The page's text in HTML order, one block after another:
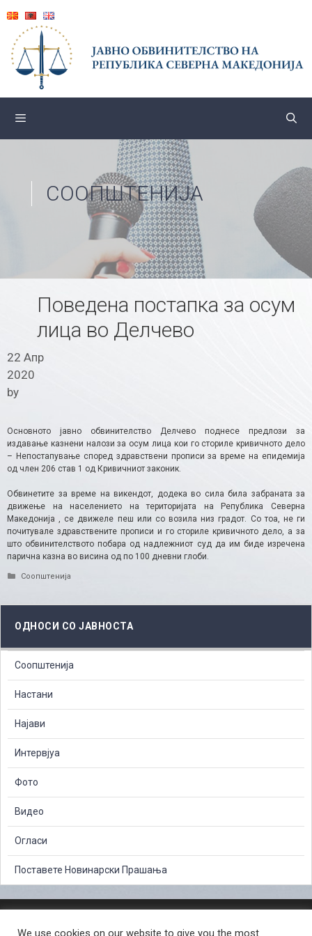
content
СООПШТЕНИЈА
Поведена постапка за осум
лица во Делчево
22 Апр
2020
by
Основното јавно обвинителство Делчево поднесе предлози за
издавање казнени налози за осум лица кои го сториле кривичното дело
– Непостапување според здравствени прописи за време на епидемија
од член 206 став 1 од Кривичниот законик.
Обвинетите за време на викендот, додека во сила била забраната за
движење на населението на територијата на Република Северна
Македонија , се движеле пеш или со возила низ градот. Со тоа, не ги
почитувале здравствените прописи и го сториле кривичното дело, а за
што обвинителството побара од надлежниот суд да им биде изречена
парична казна во висина од по 100 дневни глоби.​
Categories
Соопштенија
ОДНОСИ СО ЈАВНОСТА
Соопштенија
Настани
Најави
Интервјуа
Фото
Видео
Огласи
Поставете Новинарски Прашања
We use cookies on our website to give you the most